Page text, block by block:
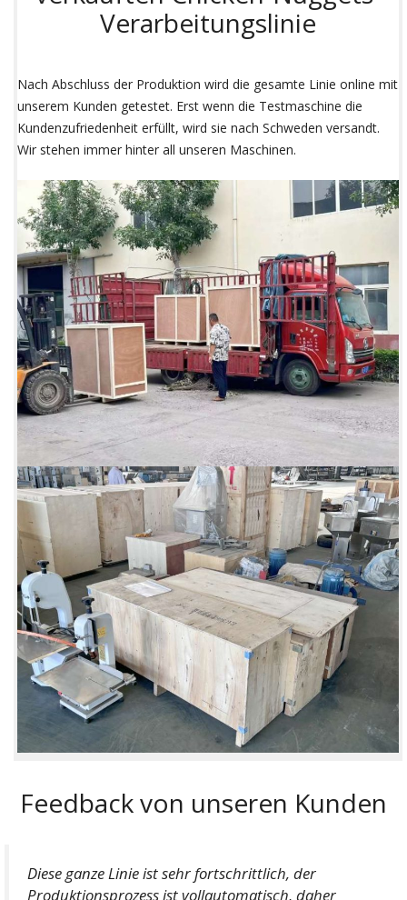
Verarbeitungslinie
Nach Abschluss der Produktion wird die gesamte Linie online mit
unserem Kunden getestet. Erst wenn die Testmaschine die
Kundenzufriedenheit erfüllt, wird sie nach Schweden versandt.
Wir stehen immer hinter all unseren Maschinen.
Feedback von unseren Kunden
Diese ganze Linie ist sehr fortschrittlich, der
Produktionsprozess ist vollautomatisch, daher